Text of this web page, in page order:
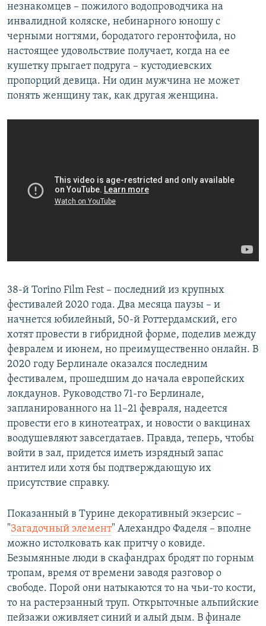
незнакомцев – пожилого водопроводчика на
инвалидной коляске, небинарного юношу с
черными ногтями, бородатого геронтофила, но
настоящее удовольствие получает, когда на ее
кушетку прыгает подруга – кустодиевских
пропорций девица. Ни один мужчина не может
понять женщину так, как другая женщина.
38-й Torino Film Fest – последний из крупных
фестивалей 2020 года. Два месяца паузы – и
начнется юбилейный, 50-й Роттердамский, его
хотят провести в гибридной форме, поделив между
февралем и июнем, но преимущественно онлайн. В
2020 году Берлинале оказался последним
фестивалем, прошедшим до начала европейских
локдаунов. Руководство 71-го Берлинале,
запланированного на 11–21 февраля, надеется
провести его в кинотеатрах, и новости о вакцинах
воодушевляют завсегдатаев. Правда, теперь, чтобы
войти в зал, придется иметь изрядный запас
антител или хотя бы подтверждающую их
присутствие справку.
Показанный в Турине декоративный экзерсис –
"Загадочный элемент" Алехандро Фаделя – вполне
можно истолковать как притчу о ковиде.
Безымянные люди в скафандрах бродят по горным
тропам, время от времени заводя разговор о
свободе. Порой они натыкаются то на чьи-то кости,
то на растерзанный труп. Открыточные альпийские
пейзажи оживляет синий и алый дым. В финале